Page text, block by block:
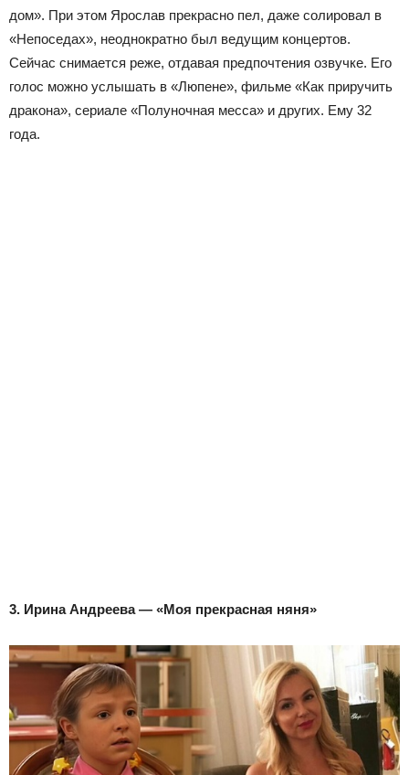
дом». При этом Ярослав прекрасно пел, даже солировал в
«Непоседах», неоднократно был ведущим концертов.
Сейчас снимается реже, отдавая предпочтения озвучке. Его
голос можно услышать в «Люпене», фильме «Как приручить
дракона», сериале «Полуночная месса» и других. Ему 32
года.
3. Ирина Андреева — «Моя прекрасная няня»